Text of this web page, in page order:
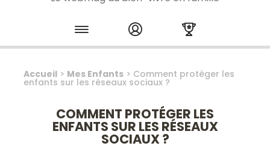
Skip to content
Accueil > Mes Enfants > Comment protéger les
enfants sur les réseaux sociaux ?
COMMENT PROTÉGER LES
ENFANTS SUR LES RÉSEAUX
SOCIAUX ?